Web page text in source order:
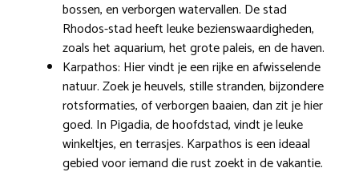
bossen, en verborgen watervallen. De stad
Rhodos-stad heeft leuke bezienswaardigheden,
zoals het aquarium, het grote paleis, en de haven.
Karpathos: Hier vindt je een rijke en afwisselende
natuur. Zoek je heuvels, stille stranden, bijzondere
rotsformaties, of verborgen baaien, dan zit je hier
goed. In Pigadia, de hoofdstad, vindt je leuke
winkeltjes, en terrasjes. Karpathos is een ideaal
gebied voor iemand die rust zoekt in de vakantie.